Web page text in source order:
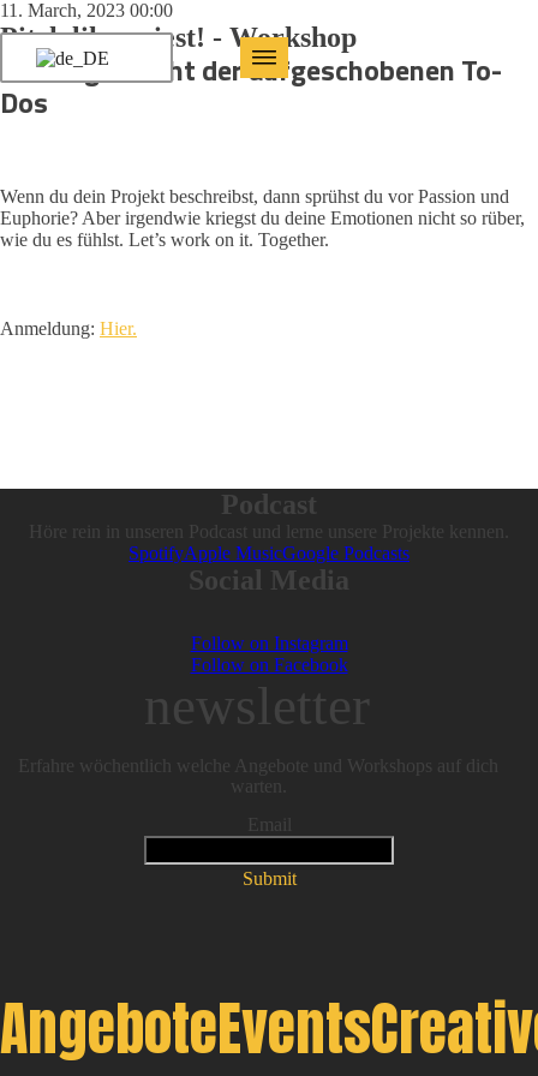
11. March, 2023 00:00
Pitch like priest! - Workshop
Die lange Nacht der aufgeschobenen To-
Dos
Wenn du dein Projekt beschreibst, dann sprühst du vor Passion und
Euphorie? Aber irgendwie kriegst du deine Emotionen nicht so rüber,
wie du es fühlst. Let’s work on it. Together.
Anmeldung: Hier.
Podcast
Höre rein in unseren Podcast und lerne unsere Projekte kennen.
SpotifyApple MusicGoogle Podcasts
Social Media
Follow on Instagram
Follow on Facebook
newsletter
Erfahre wöchentlich welche Angebote und Workshops auf dich
warten.
Email
Submit
AngeboteEvents